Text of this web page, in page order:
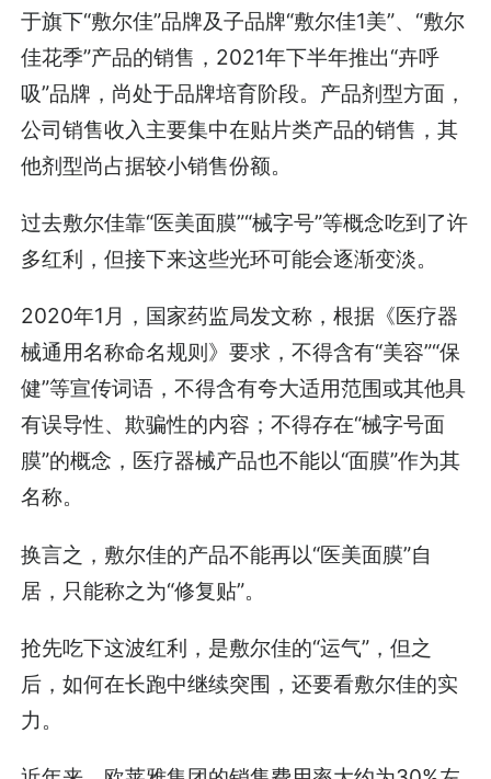
于旗下“敷尔佳”品牌及子品牌“敷尔佳1美”、“敷尔
佳花季”产品的销售，2021年下半年推出“卉呼
吸”品牌，尚处于品牌培育阶段。产品剂型方面，
公司销售收入主要集中在贴片类产品的销售，其
他剂型尚占据较小销售份额。
过去敷尔佳靠“医美面膜”“械字号”等概念吃到了许
多红利，但接下来这些光环可能会逐渐变淡。
2020年1月，国家药监局发文称，根据《医疗器
械通用名称命名规则》要求，不得含有“美容”“保
健”等宣传词语，不得含有夸大适用范围或其他具
有误导性、欺骗性的内容；不得存在“械字号面
膜”的概念，医疗器械产品也不能以“面膜”作为其
名称。
换言之，敷尔佳的产品不能再以“医美面膜”自
居，只能称之为“修复贴”。
抢先吃下这波红利，是敷尔佳的“运气”，但之
后，如何在长跑中继续突围，还要看敷尔佳的实
力。